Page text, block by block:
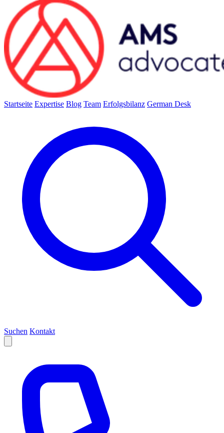
Startseite Expertise Blog Team Erfolgsbilanz German Desk
Suchen Kontakt